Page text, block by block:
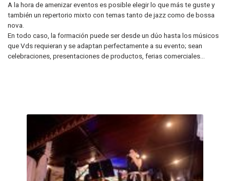
A la hora de amenizar eventos es posible elegir lo que más te guste y
también un repertorio mixto con temas tanto de jazz como de bossa
nova.
En todo caso, la formación puede ser desde un dúo hasta los músicos
que Vds requieran y se adaptan perfectamente a su evento; sean
celebraciones, presentaciones de productos, ferias comerciales...